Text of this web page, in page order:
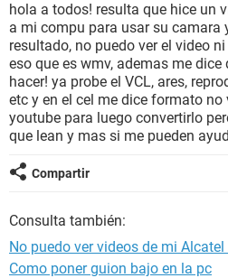
hola a todos! resulta que hice un
a mi compu para usar su camara
resultado, no puedo ver el video
eso que es wmv, ademas me
hacer! ya probe el VCL, ares,
etc y en el cel me dice formato
youtube para luego convertirlo
que lean y mas si me pueden
Compartir
Consulta también:
No puedo ver videos de mi Alcatel
Como poner guion bajo en la pc